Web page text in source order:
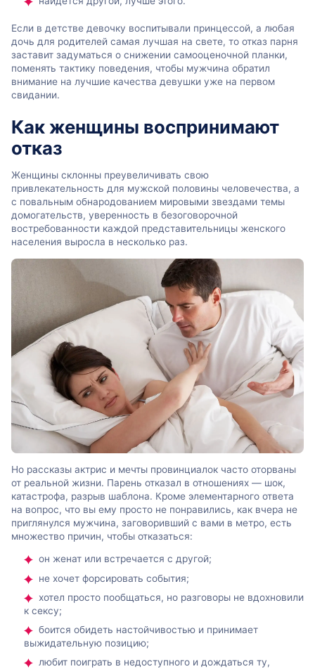
Если в детстве девочку воспитывали принцессой, а любая
дочь для родителей самая лучшая на свете, то отказ парня
заставит задуматься о снижении самооценочной планки,
поменять тактику поведения, чтобы мужчина обратил
внимание на лучшие качества девушки уже на первом
свидании.
Как женщины воспринимают
отказ
Женщины склонны преувеличивать свою
привлекательность для мужской половины человечества, а
с повальным обнародованием мировыми звездами темы
домогательств, уверенность в безоговорочной
востребованности каждой представительницы женского
населения выросла в несколько раз.
Но рассказы актрис и мечты провинциалок часто оторваны
от реальной жизни. Парень отказал в отношениях — шок,
катастрофа, разрыв шаблона. Кроме элементарного ответа
на вопрос, что вы ему просто не понравились, как вчера не
приглянулся мужчина, заговоривший с вами в метро, есть
множество причин, чтобы отказаться:
он женат или встречается с другой;
не хочет форсировать события;
хотел просто пообщаться, но разговоры не вдохновили
к сексу;
боится обидеть настойчивостью и принимает
выжидательную позицию;
любит поиграть в недоступного и дождаться ту,